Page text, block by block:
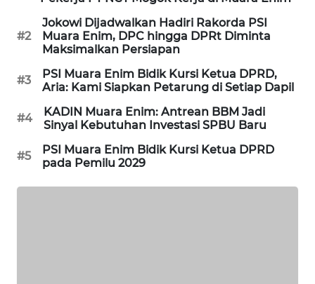
#2
Jokowi Dijadwalkan Hadiri Rakorda PSI
Muara Enim, DPC hingga DPRt Diminta
Maksimalkan Persiapan
#3
PSI Muara Enim Bidik Kursi Ketua DPRD,
Aria: Kami Siapkan Petarung di Setiap Dapil
#4
KADIN Muara Enim: Antrean BBM Jadi
Sinyal Kebutuhan Investasi SPBU Baru
#5
PSI Muara Enim Bidik Kursi Ketua DPRD
pada Pemilu 2029
NEWS
FISUELRI
ID
ENERGI
NEWS
CILEUNGSI
NEWS